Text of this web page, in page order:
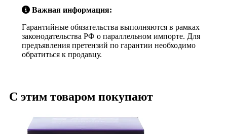
Важная информация:
Гарантийные обязательства выполняются в рамках
законодательства РФ о параллельном импорте. Для
предъявления претензий по гарантии необходимо
обратиться к продавцу.
С этим товаром покупают